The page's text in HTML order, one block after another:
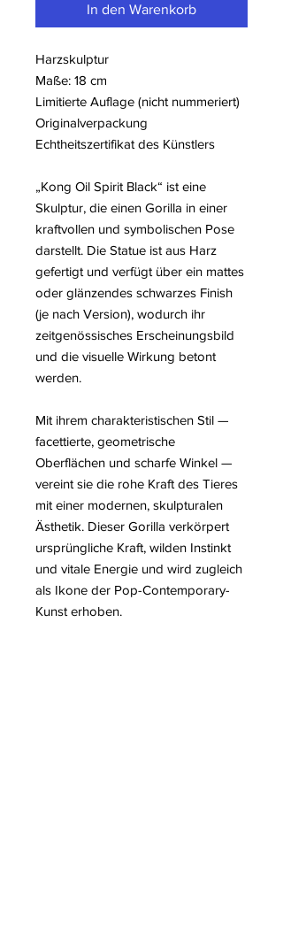
In den Warenkorb
Harzskulptur
Maße: 18 cm
Limitierte Auflage (nicht nummeriert)
Originalverpackung
Echtheitszertifikat des Künstlers
„Kong Oil Spirit Black“ ist eine
Skulptur, die einen Gorilla in einer
kraftvollen und symbolischen Pose
darstellt. Die Statue ist aus Harz
gefertigt und verfügt über ein mattes
oder glänzendes schwarzes Finish
(je nach Version), wodurch ihr
zeitgenössisches Erscheinungsbild
und die visuelle Wirkung betont
werden.
Mit ihrem charakteristischen Stil —
facettierte, geometrische
Oberflächen und scharfe Winkel —
vereint sie die rohe Kraft des Tieres
mit einer modernen, skulpturalen
Ästhetik. Dieser Gorilla verkörpert
ursprüngliche Kraft, wilden Instinkt
und vitale Energie und wird zugleich
als Ikone der Pop-Contemporary-
Kunst erhoben.